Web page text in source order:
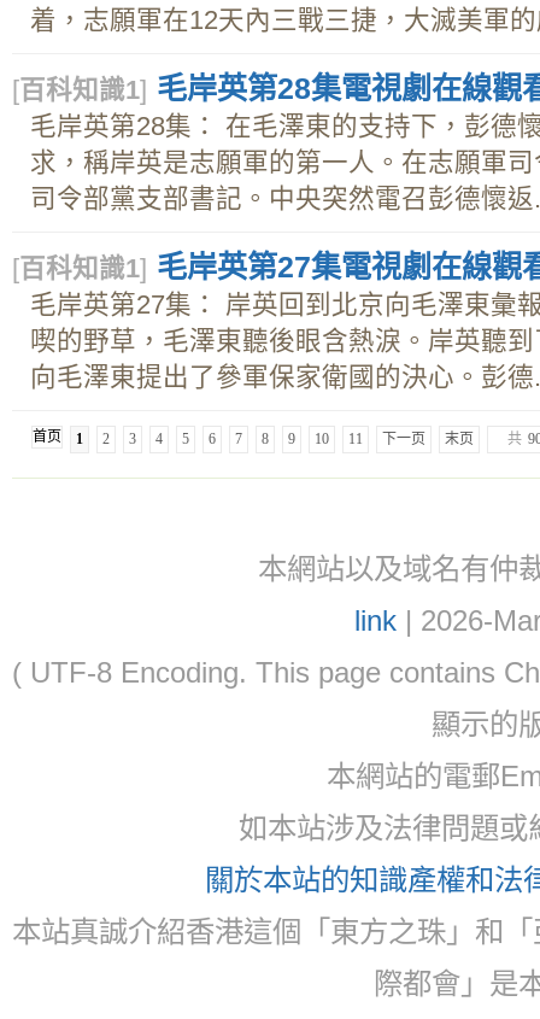
着，志願軍在12天內三戰三捷，大滅美軍
[百科知識1] 毛岸英第28集電視劇在線觀
毛岸英第28集： 在毛澤東的支持下，彭德
求，稱岸英是志願軍的第一人。在志願軍
司令部黨支部書記。中央突然電召彭德懷返
[百科知識1] 毛岸英第27集電視劇在線觀
毛岸英第27集： 岸英回到北京向毛澤東彙
喫的野草，毛澤東聽後眼含熱淚。岸英聽
向毛澤東提出了參軍保家衛國的決心。彭德
首页 1 2 3 4 5 6 7 8 9 10 11 下一页 末页 共
本網站以及域名有仲
link| 2026-
( UTF-8 Encoding. This page contains
顯示的
本網站的電郵
如本站涉及法律問題
關於本站的知識產權和法
本站真誠介紹香港這個「東方之珠」和
際都會」是